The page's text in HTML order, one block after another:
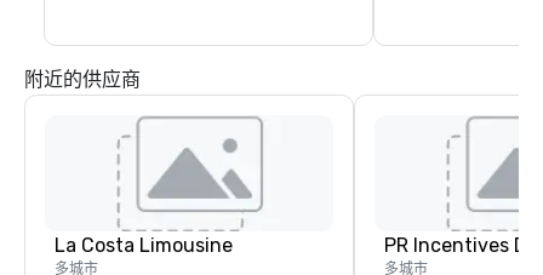
附近的供应商
La Costa Limousine
多城市
PR Incentives
多城市